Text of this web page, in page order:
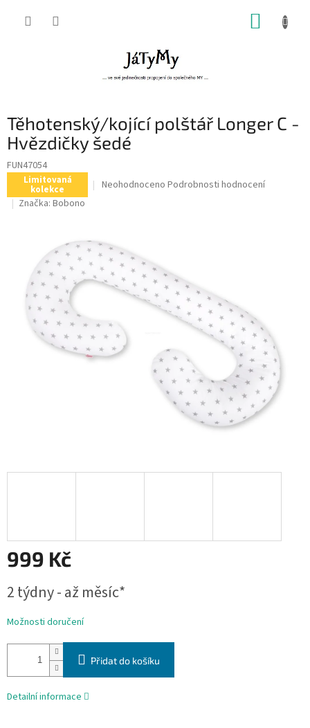
Těhotenský/kojící polštář Longer C -
Hvězdičky šedé
FUN47054
Limitovaná
kolekce
Průměrné
z
hvězdiček.
Neohodnoceno Podrobnosti hodnocení
Značka: Bobono
999 Kč
cena:
2 týdny - až měsíc*
Možnosti doručení
Přidat do košíku
Detailní informace